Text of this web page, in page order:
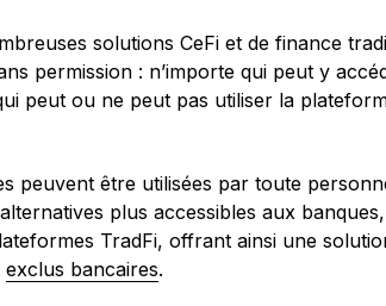
solutions CeFi et de finance
permission : n’importe qui peut y
peut ou ne peut pas utiliser la
peuvent être utilisées par toute
plus accessibles aux
TradFi, offrant ainsi une
exclus bancaires.